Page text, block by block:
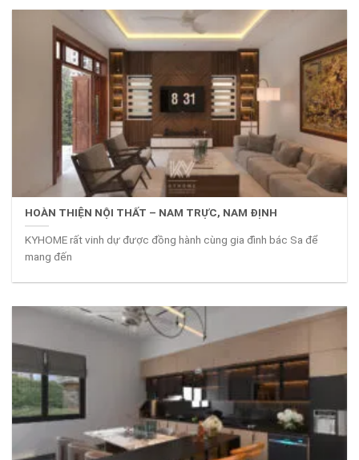
HOÀN THIỆN NỘI THẤT – NAM TRỰC, NAM ĐỊNH
KYHOME rất vinh dự được đồng hành cùng gia đình bác Sa để
mang đến